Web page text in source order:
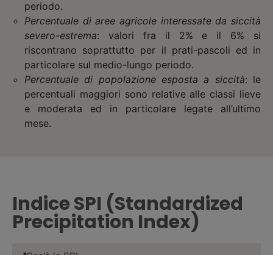
periodo.
Percentuale di aree agricole interessate da siccità
severo-estrema: valori fra il 2% e il 6% si
riscontrano soprattutto per il prati-pascoli ed in
particolare sul medio-lungo periodo.
Percentuale di popolazione esposta a siccità: le
percentuali maggiori sono relative alle classi lieve
e moderata ed in particolare legate all’ultimo
mese.
Indice SPI (Standardized
Precipitation Index)